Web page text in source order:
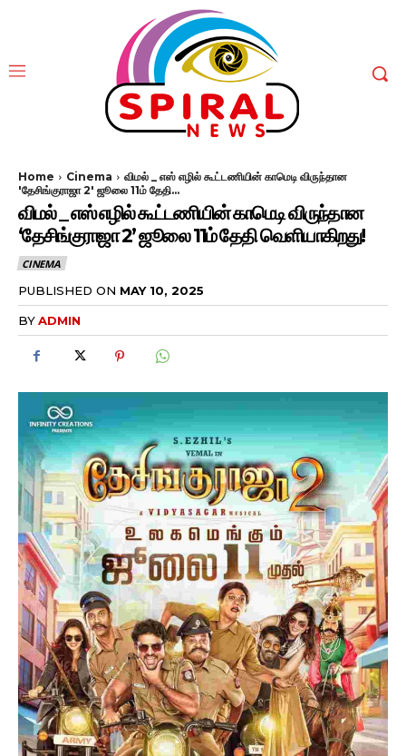
Home Cinema
விமல் _ எஸ் எழில் கூட்டணியின் காமெடி விருந்தான
'தேசிங்குராஜா 2' ஜூலை 11ம் தேதி...
விமல் _ எஸ் எழில் கூட்டணியின் காமெடி விருந்தான
‘தேசிங்குராஜா 2’ ஜூலை 11ம் தேதி வெளியாகிறது!
CINEMA
PUBLISHED ON MAY 10, 2025
BYADMIN